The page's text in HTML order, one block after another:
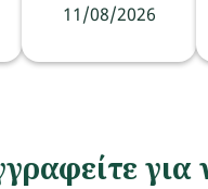
11/08/2026
για